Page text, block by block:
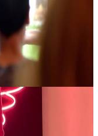
Fondato su cinque
—....